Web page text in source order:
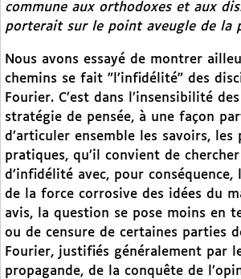
commune aux orthodoxes et aux
porterait sur le point aveugle de la
Nous avons essayé de montrer
chemins se fait "l’infidélité" des
Fourier. C’est dans l’insensibilité
stratégie de pensée, à une façon
d’articuler ensemble les savoirs, les
pratiques, qu’il convient de chercher
d’infidélité avec, pour
de la force corrosive des idées du
avis, la question se pose moins en
ou de censure de certaines parties
Fourier, justifiés généralement par
propagande, de la conquête de